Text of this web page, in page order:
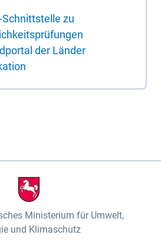
Schnittstelle zu
der Länder
Ministerium für Umwelt,
und Klimaschutz